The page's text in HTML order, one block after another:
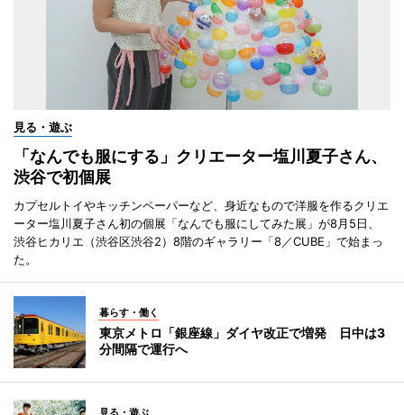
見る・遊ぶ
「なんでも服にする」クリエーター塩川夏子さん、
渋谷で初個展
カプセルトイやキッチンペーパーなど、身近なもので洋服を作るクリエ
ーター塩川夏子さん初の個展「なんでも服にしてみた展」が8月5日、
渋谷ヒカリエ（渋谷区渋谷2）8階のギャラリー「8／CUBE」で始まっ
た。
暮らす・働く
東京メトロ「銀座線」ダイヤ改正で増発 日中は3
分間隔で運行へ
見る・遊ぶ